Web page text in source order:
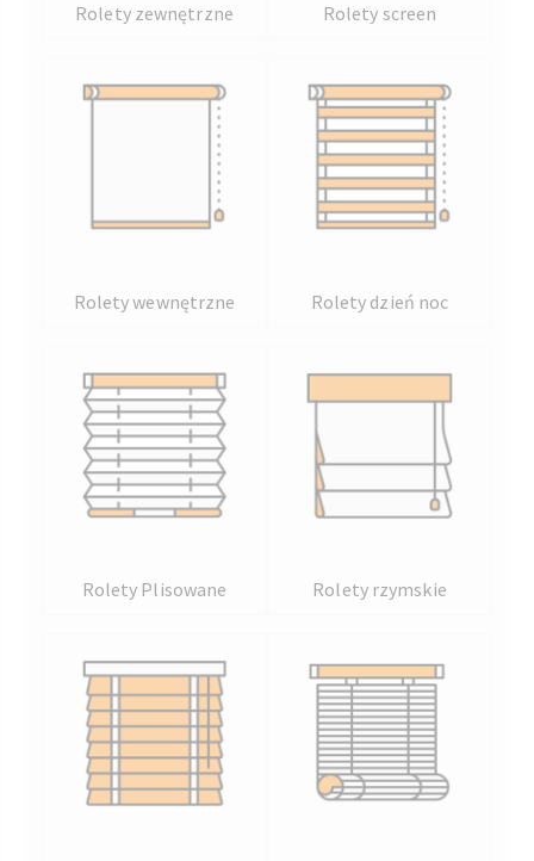
Rolety zewnętrzne Rolety screen
Rolety wewnętrzne Rolety dzień noc
Rolety Plisowane Rolety rzymskie